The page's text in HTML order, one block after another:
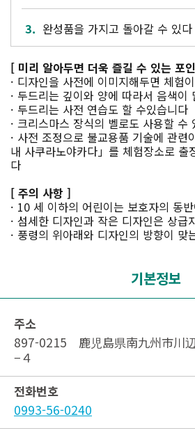
3. 완성품을 가지고 돌아갈 수 있다
[ 미리 알아두면 더욱 즐길 수 있는 포
· 디자인을 사전에 이미지해두면 체험
· 두드리는 깊이와 양에 따라서 음색이
· 두드리는 사전 연습도 할 수있습니다
· 크리스마스 장식의 벨로도 사용할 수
· 사전 조정으로 불교용품 기술에 관련
내 사쿠라노야카다」를 체험장소로 출
다
[ 주의 사항 ]
· 10 세 이하의 어린이는 보호자의 동
· 섬세한 디자인과 작은 디자인은 상급
· 풍령의 위아래와 디자인의 방향이 맞
기본정보
주소
897-0215 鹿児島県南九州市川
−４
전화번호
0993-56-0240